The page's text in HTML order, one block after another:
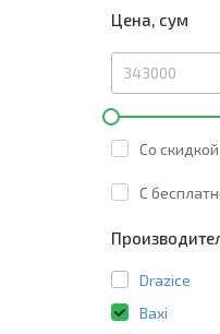
Цена, сум
Со скидкой
C
Drazice
Baxi